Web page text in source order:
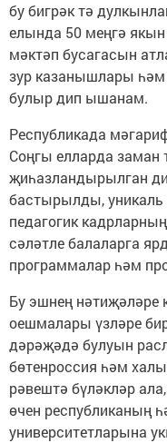
бу бигрәк тә
елында 50 меңгә
мәктәп бусагасын
зур казанышлары
булыр дип ышанам.
Республикада
Соңгы елларда заман
җиһазландырылган
бастырылды, уникаль
педагогик
сәләтле балаларга
программалар һәм
Бу эшнең нәтиҗәләре
оешмалары үзләре
дәрәҗәдә булуын
бөтенроссия һәм
рәвештә бүләкләр
өчен республиканың
университетларына